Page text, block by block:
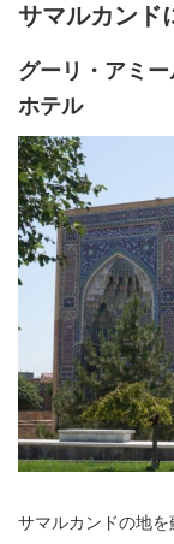
サマルカンド
グーリ・アミ
ホテル
サマルカンドの地